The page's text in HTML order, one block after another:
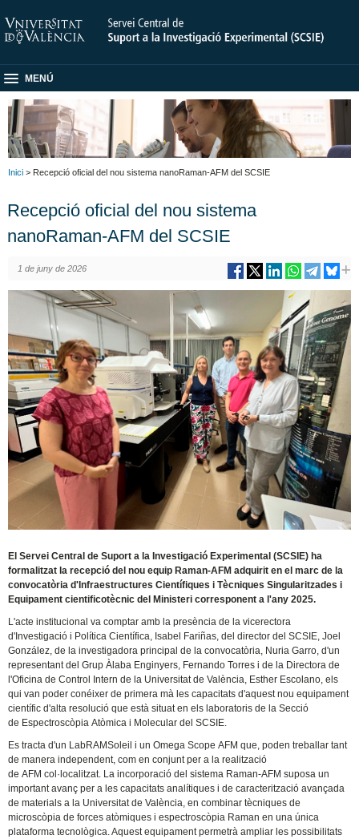
MENÚ
Inici > Recepció oficial del nou sistema nanoRaman-AFM del SCSIE
Recepció oficial del nou sistema
nanoRaman-AFM del SCSIE
1 de juny de 2026
El Servei Central de Suport a la Investigació Experimental (SCSIE) ha
formalitzat la recepció del nou equip Raman-AFM adquirit en el marc de la
convocatòria d'Infraestructures Científiques i Tècniques Singularitzades i
Equipament cientificotècnic del Ministeri corresponent a l'any 2025.
L'acte institucional va comptar amb la presència de la vicerectora
d'Investigació i Política Científica, Isabel Fariñas, del director del SCSIE, Joel
González, de la investigadora principal de la convocatòria, Nuria Garro, d'un
representant del Grup Àlaba Enginyers, Fernando Torres i de la Directora de
l'Oficina de Control Intern de la Universitat de València, Esther Escolano, els
qui van poder conéixer de primera mà les capacitats d'aquest nou equipament
científic d'alta resolució que està situat en els laboratoris de la Secció
de Espectroscòpia Atòmica i Molecular del SCSIE.
Es tracta d'un LabRAMSoleil i un Omega Scope AFM que, poden treballar tant
de manera independent, com en conjunt per a la realització
de AFM col·localitzat. La incorporació del sistema Raman-AFM suposa un
important avanç per a les capacitats analítiques i de caracterització avançada
de materials a la Universitat de València, en combinar tècniques de
microscòpia de forces atòmiques i espectroscòpia Raman en una única
plataforma tecnològica. Aquest equipament permetrà ampliar les possibilitats